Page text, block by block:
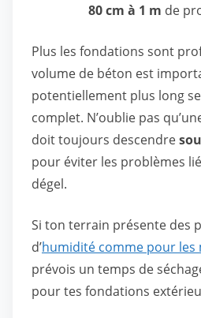
80 cm à 1 m de
Plus les fondations sont
volume de béton est
potentiellement plus long
complet. N’oublie pas
doit toujours descendre
pour éviter les problèmes
dégel.
Si ton terrain présente des
d’humidité comme pour
prévois un temps de
pour tes fondations